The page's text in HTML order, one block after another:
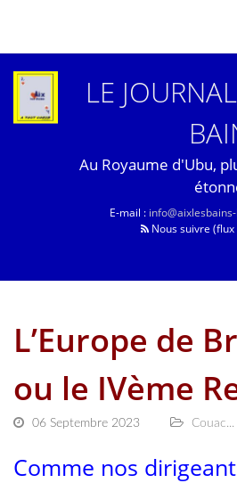
LE
Au Royaume d'Ubu,
E-mail :
Nous suivre (flux
L’Europe de
ou le IVème
06 Septembre 2023
Comme nos